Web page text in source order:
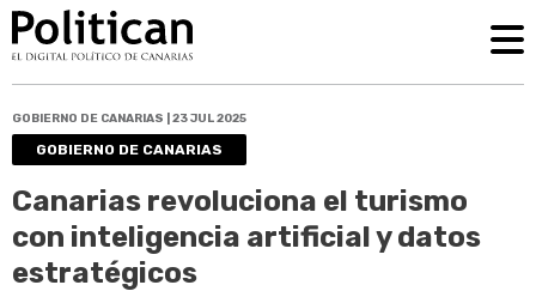
GOBIERNO DE CANARIAS | 23 JUL 2025
GOBIERNO DE CANARIAS
Canarias revoluciona el turismo
con inteligencia artificial y datos
estratégicos